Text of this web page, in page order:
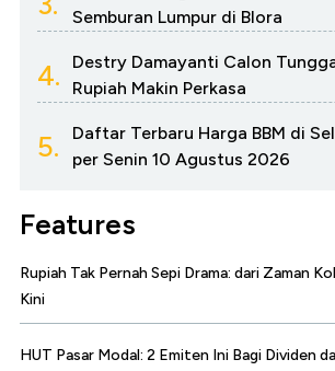
Semburan Lumpur di Blora
4.
Destry Damayanti Calon
Rupiah Makin Perkasa
5.
Daftar Terbaru Harga BBM di
per Senin 10 Agustus 2026
Features
Rupiah Tak Pernah Sepi Drama: dari Zaman
Kini
HUT Pasar Modal: 2 Emiten Ini Bagi Dividen